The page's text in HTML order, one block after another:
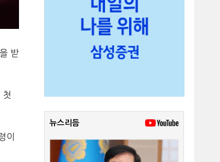
받
첫
이
뉴스리듬